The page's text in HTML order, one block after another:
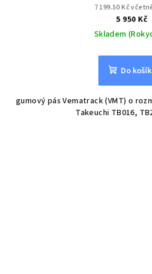
7 199.50 Kč
5 950 Kč
Skladem
Do
gumový pás Vematrack (VMT) o
Takeuchi TB016,